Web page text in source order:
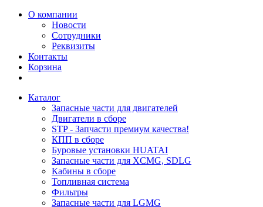
О компании
Новости
Сотрудники
Реквизиты
Контакты
Корзина
Каталог
Запасные части для двигателей
Двигатели в сборе
STP - Запчасти премиум качества!
КПП в сборе
Буровые установки HUATAI
Запасные части для XCMG, SDLG
Кабины в сборе
Топливная система
Фильтры
Запасные части для LGMG